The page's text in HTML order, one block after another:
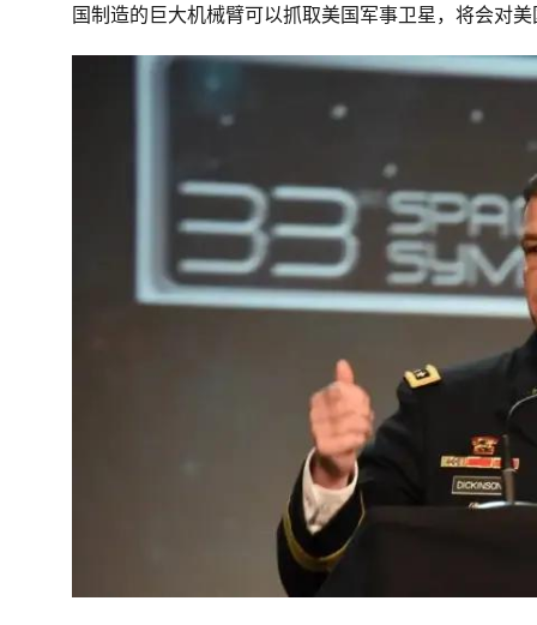
国制造的巨大机械臂可以抓取美国军事卫星，将会对